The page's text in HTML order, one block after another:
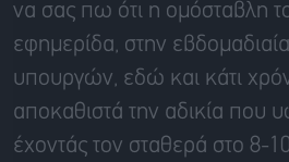
να σας πω ότι η ομόσταβλη
εφημερίδα, στην
υπουργών, εδώ και κάτι
αποκαθιστά την αδικία που
έχοντάς τον σταθερά στο 8-